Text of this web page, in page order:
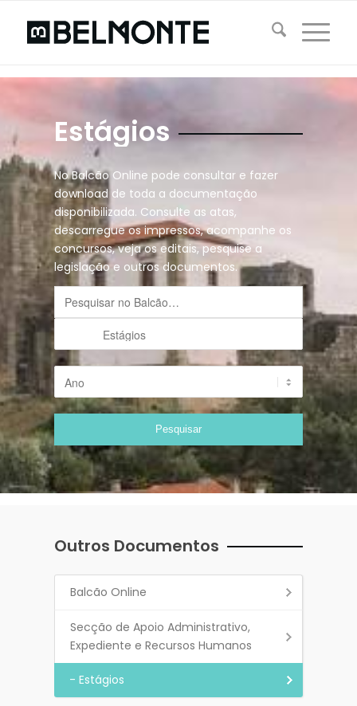
Estágios
No Balcão Online pode consultar e fazer
download de toda a documentação
disponibilizada. Consulte as atas,
descarregue os impressos, acompanhe os
concursos, veja os editais, pesquise a
legislação e outros documentos.
Outros Documentos
Balcão Online
Secção de Apoio Administrativo,
Expediente e Recursos Humanos
- Estágios